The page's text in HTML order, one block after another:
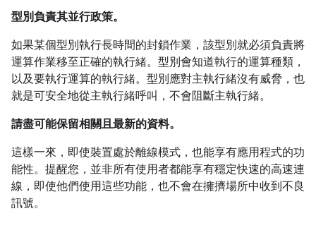
型別負責其並行政策。
如果某個型別執行長時間的封鎖作業，該型別就必須負責將
運算作業移至正確的執行緒。型別會知道執行的運算種類，
以及要執行運算的執行緒。型別應對主執行緒沒有威脅，也
就是可安全地從主執行緒呼叫，不會阻斷主執行緒。
請盡可能保留相關且最新的資料。
這樣一來，即使裝置處於離線模式，也能享有應用程式的功
能性。提醒您，並非所有使用者都能享有穩定快速的高速連
線，即使他們使用這些功能，也不會在擁擠場所中收到不良
訊號。